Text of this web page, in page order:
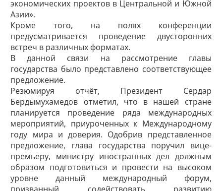
экономических проектов в Центральной и Южной
Азии».
Кроме того, на полях конференции
предусматривается проведение двусторонних
встреч в различных форматах.
В данной связи на рассмотрение главы
государства было представлено соответствующее
предложение.
Резюмируя отчёт, Президент Сердар
Бердымухамедов отметил, что в нашей стране
планируется проведение ряда международных
мероприятий, приуроченных к Международному
году мира и доверия. Одобрив представленное
предложение, глава государства поручил вице-
премьеру, министру иностранных дел должным
образом подготовиться и провести на высоком
уровне данный международный форум,